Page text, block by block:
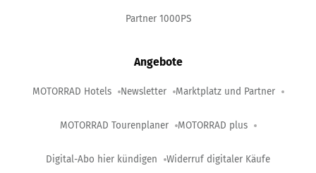
Partner 1000PS
Angebote
MOTORRAD Hotels Newsletter Marktplatz und Partner
MOTORRAD Tourenplaner MOTORRAD plus
Digital-Abo hier kündigen Widerruf digitaler Käufe